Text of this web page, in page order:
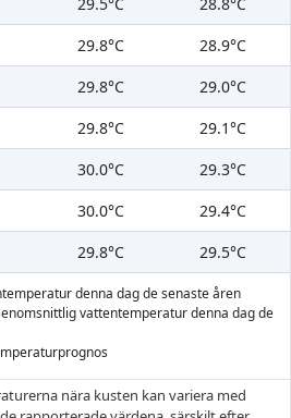
29.8°C
28.9°C
29.8°C
29.0°C
29.8°C
29.1°C
30.0°C
29.3°C
30.0°C
29.4°C
29.8°C 29.5°C
denna dag de senaste åren
vattentemperatur denna dag de
nära kusten kan variera med